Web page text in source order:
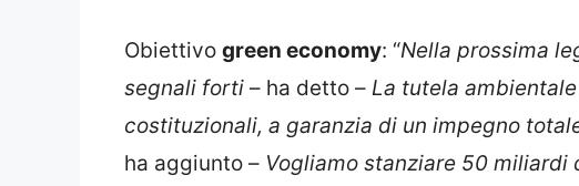
Obiettivo green economy: “Nella prossima
segnali forti – ha detto – La tutela
costituzionali, a garanzia di un impegno
ha aggiunto – Vogliamo stanziare 50 miliardi